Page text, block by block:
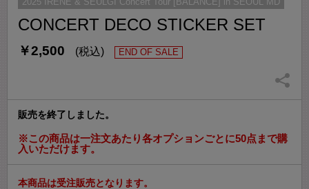
CONCERT DECO STICKER SET
￥2,500 (税込) END OF SALE
2025 IRENE & SEULGI Concert Tour [BALANCE] in SEOUL MD
販売を終了しました。
※この商品は一注文あたり各オプションごとに50点まで購
入いただけます。
本商品は受注販売となります。